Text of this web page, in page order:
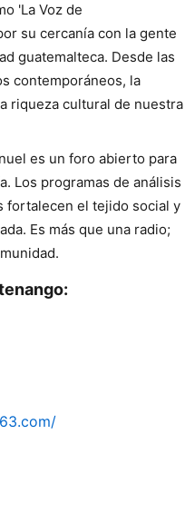
'La Voz de
su cercanía con la gente
guatemalteca. Desde las
contemporáneos, la
riqueza cultural de nuestra
es un foro abierto para
Los programas de análisis
fortalecen el tejido social y
Es más que una radio;